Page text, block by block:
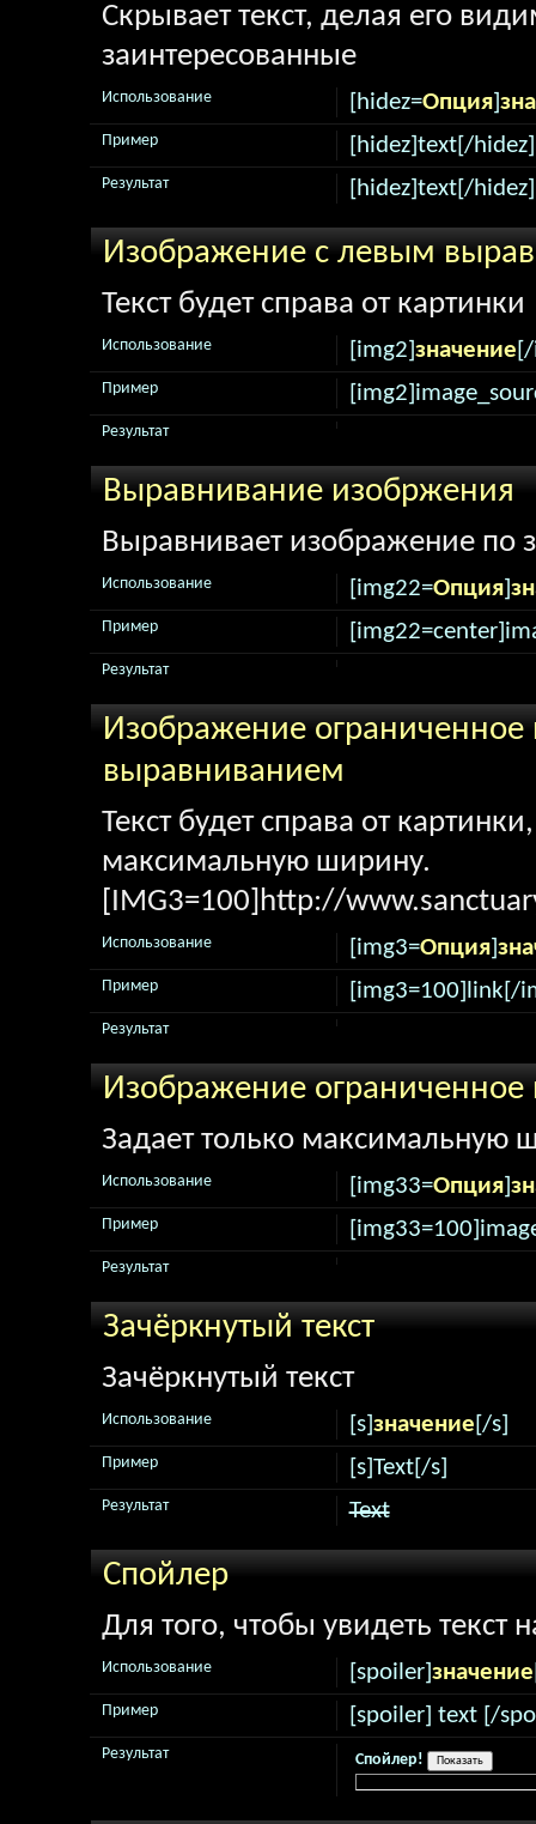
Скрывает текст, делая его
заинтересованные
[hidez=Опция]
Использование
[hidez]text[/hidez]
Пример
[hidez]text[/hidez]
Результат
Изображение с левым
Текст будет справа от картинки
[img2]значение
Использование
Пример
Результат
Выравнивание изобржения
Выравнивает изображение по
[img22=Опция]
Использование
Пример
Результат
Изображение
выравниванием
Текст будет справа от
максимальную ширину.
[IMG3=100]http://
[img3=Опция]
Использование
[img3=100]link[/
Пример
Результат
Изображение
Задает только максимальную
[img33=Опция]
Использование
Пример
Результат
Зачёркнутый текст
Зачёркнутый текст
[s]значение[/s]
Использование
[s]Text[/s]
Пример
Text
Результат
Спойлер
Для того, чтобы увидеть текст
[spoiler]значение
Использование
[spoiler] text [/
Пример
Спойлер!
Результат